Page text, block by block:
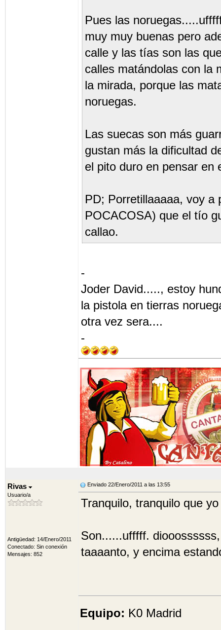
Pues las
muy muy buenas pero
calle y las tías son las
calles matándolas con la
la mirada, porque las
noruegas.
Las suecas son más
gustan más la dificultad
el pito duro en pensar en
PD; Porretillaaaaa, voy a
POCACOSA) que el tío
callao.
-
Joder David....., estoy
la pistola en tierras
otra vez sera....
-
Rivas
Usuario/a
Antigüedad: 14/Enero/2011
Conectado: Sin conexión
Mensajes: 852
Enviado 22/Enero/2011 a las 13:55
Tranquilo, tranquilo que
Son......ufffff.
taaaanto, y encima
Equipo: K0 Madrid